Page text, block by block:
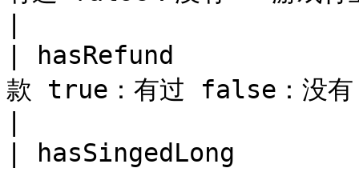
| hasRefund            |
款 true：有过 false：没
| hasSingedLong